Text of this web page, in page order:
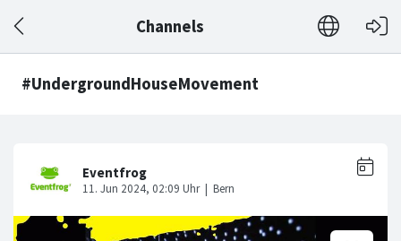
Channels
#UndergroundHouseMovement